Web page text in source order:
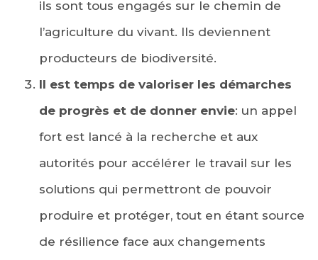
ils sont tous engagés sur le chemin de
l’agriculture du vivant. Ils deviennent
producteurs de biodiversité.
Il est temps de valoriser les démarches
de progrès et de donner envie: un appel
fort est lancé à la recherche et aux
autorités pour accélérer le travail sur les
solutions qui permettront de pouvoir
produire et protéger, tout en étant source
de résilience face aux changements